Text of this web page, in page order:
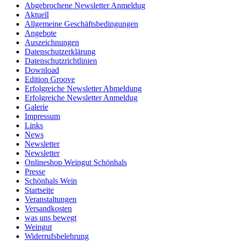
Abgebrochene Newsletter Anmeldug
Aktuell
Allgemeine Geschäftsbedingungen
Angebote
Auszeichnungen
Datenschutzerklärung
Datenschutzrichtlinien
Download
Edition Groove
Erfolgreiche Newsletter Abmeldung
Erfolgreiche Newsletter Anmeldug
Galerie
Impressum
Links
News
Newsletter
Newsletter
Onlineshop Weingut Schönhals
Presse
Schönhals Wein
Startseite
Veranstaltungen
Versandkosten
was uns bewegt
Weingut
Widerrufsbelehrung